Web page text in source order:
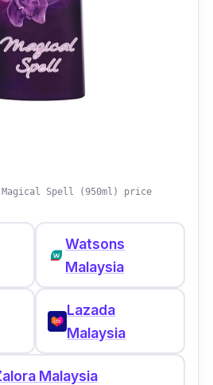
Magical Spell (950ml) price
Watsons
Malaysia
Lazada
Malaysia
Malaysia